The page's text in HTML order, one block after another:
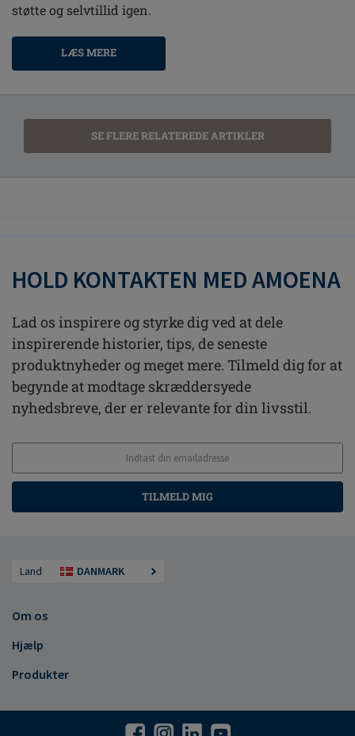
støtte og selvtillid igen.
LÆS MERE
SE FLERE RELATEREDE ARTIKLER
HOLD KONTAKTEN MED AMOENA
Lad os inspirere og styrke dig ved at dele
inspirerende historier, tips, de seneste
produktnyheder og meget mere. Tilmeld dig for at
begynde at modtage skræddersyede
nyhedsbreve, der er relevante for din livsstil.
TILMELD MIG
Land DANMARK
Om os
Hjælp
Produkter